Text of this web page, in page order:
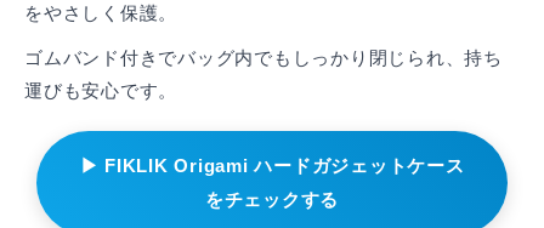
をやさしく保護。
ゴムバンド付きでバッグ内でもしっかり閉じられ、持ち
運びも安心です。
▶ FIKLIK Origami ハードガジェットケース
をチェックする